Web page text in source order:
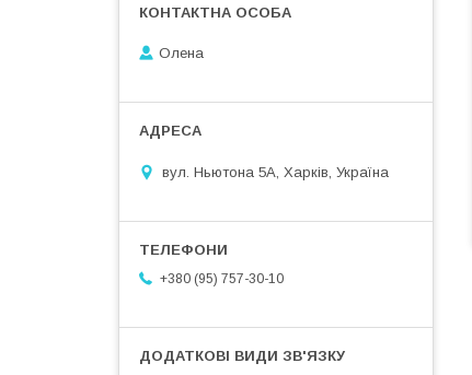
Олена
вул. Ньютона 5А, Харків, Україна
+380 (95) 757-30-10